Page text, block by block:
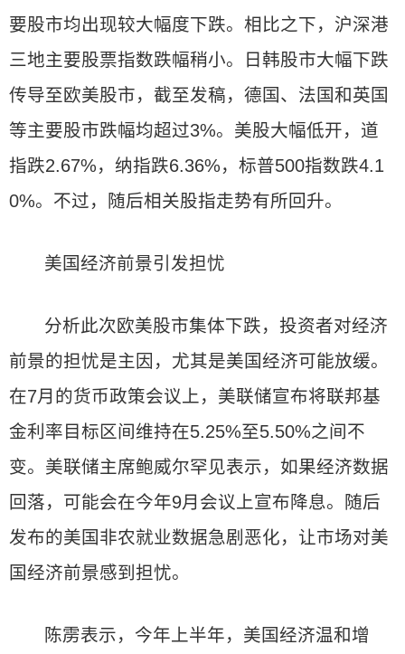
要股市均出现较大幅度下跌。相比之下，沪深港
三地主要股票指数跌幅稍小。日韩股市大幅下跌
传导至欧美股市，截至发稿，德国、法国和英国
等主要股市跌幅均超过3%。美股大幅低开，道
指跌2.67%，纳指跌6.36%，标普500指数跌4.1
0%。不过，随后相关股指走势有所回升。
美国经济前景引发担忧
分析此次欧美股市集体下跌，投资者对经济
前景的担忧是主因，尤其是美国经济可能放缓。
在7月的货币政策会议上，美联储宣布将联邦基
金利率目标区间维持在5.25%至5.50%之间不
变。美联储主席鲍威尔罕见表示，如果经济数据
回落，可能会在今年9月会议上宣布降息。随后
发布的美国非农就业数据急剧恶化，让市场对美
国经济前景感到担忧。
陈雳表示，今年上半年，美国经济温和增